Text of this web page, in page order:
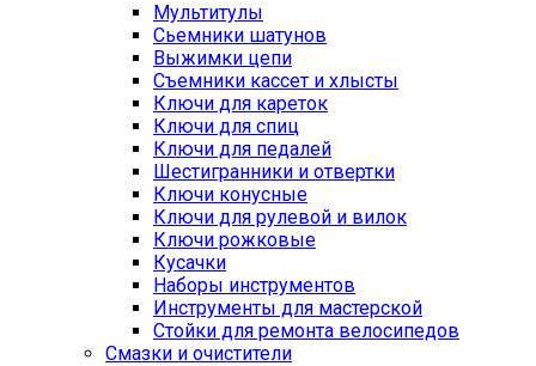
Мультитулы
Сьемники шатунов
Выжимки цепи
Съемники кассет и хлысты
Ключи для кареток
Ключи для спиц
Ключи для педалей
Шестигранники и отвертки
Ключи конусные
Ключи для рулевой и вилок
Ключи рожковые
Кусачки
Наборы инструментов
Инструменты для мастерской
Стойки для ремонта велосипедов
Смазки и очистители